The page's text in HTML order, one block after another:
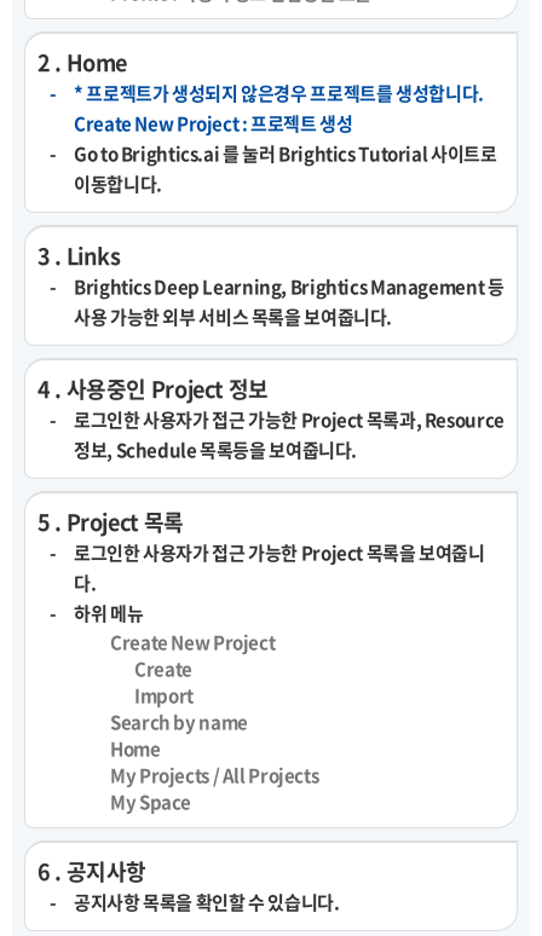
2 . Home
* 프로젝트가 생성되지 않은경우 프로젝트를 생성합니다.
Create New Project : 프로젝트 생성
Go to Brightics.ai 를 눌러 Brightics Tutorial 사이트로
이동합니다.
3 . Links
Brightics Deep Learning, Brightics Management 등
사용 가능한 외부 서비스 목록을 보여줍니다.
4 . 사용중인 Project 정보
로그인한 사용자가 접근 가능한 Project 목록과, Resource
정보, Schedule 목록등을 보여줍니다.
5 . Project 목록
로그인한 사용자가 접근 가능한 Project 목록을 보여줍니
다.
하위 메뉴
Create New Project
Create
Import
Search by name
Home
My Projects / All Projects
My Space
6 . 공지사항
공지사항 목록을 확인할 수 있습니다.